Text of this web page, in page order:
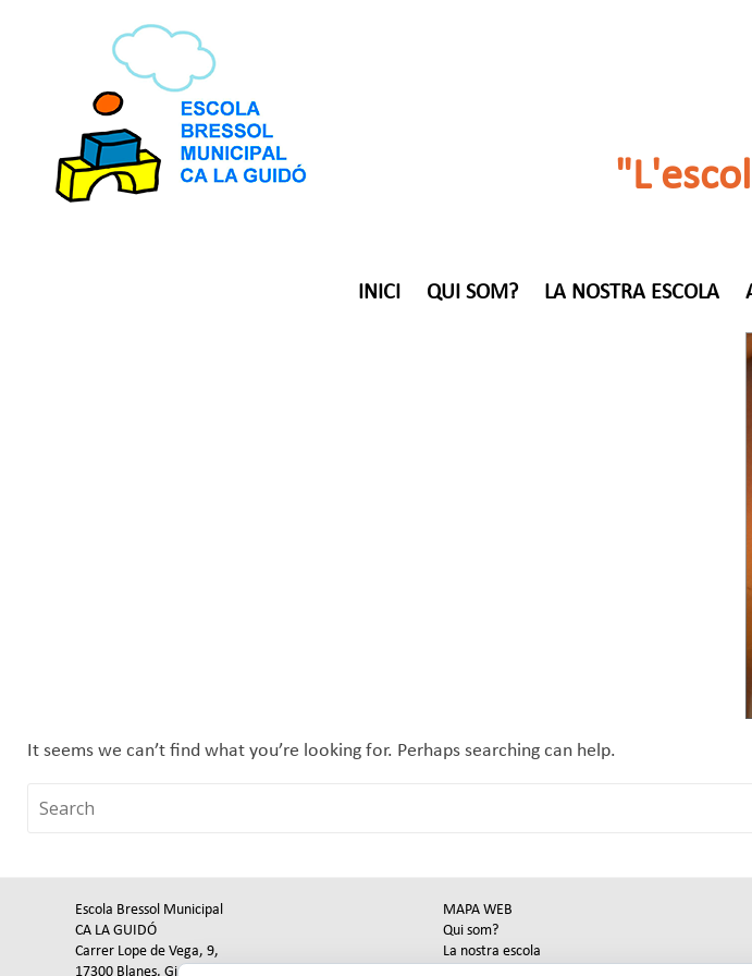
INICI QUI SOM? LA NOSTRA ESCOLA
It seems we can’t find what you’re looking for. Perhaps searching can help.
Escola Bressol Municipal
CA LA GUIDÓ
Carrer Lope de Vega, 9,
17300 Blanes, Girona
MAPA WEB
Qui som?
La nostra escola